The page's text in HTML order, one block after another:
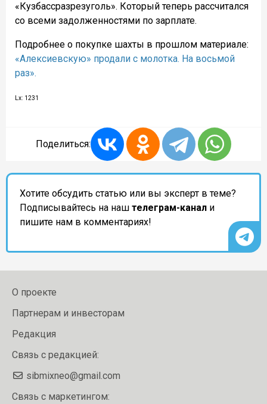
«Кузбассразрезуголь». Который теперь рассчитался
со всеми задолженностями по зарплате.
Подробнее о покупке шахты в прошлом материале:
«Алексиевскую» продали с молотка. На восьмой
раз».
Lx: 1231
Поделиться:
Хотите обсудить статью или вы эксперт в теме?
Подписывайтесь на наш телеграм-канал и
пишите нам в комментариях!
О проекте
Партнерам и инвесторам
Редакция
Связь с редакцией:
sibmixneo@gmail.com
Связь с маркетингом: